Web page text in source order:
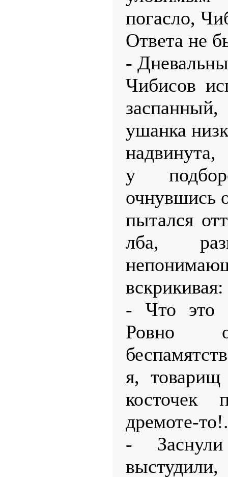
погасло,
Ответа не
-
Чибисов
ушанка
надвинута,
у
очнувшись
пытался
лба,
вскрикивая:
- Что это
Ровно
я,
косточек
дремоте-
-
выстудили,